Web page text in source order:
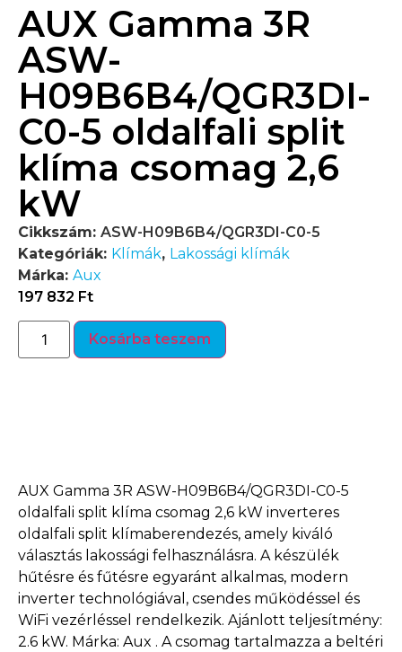
AUX Gamma 3R
ASW-
H09B6B4/QGR3DI-
C0-5 oldalfali split
klíma csomag 2,6
kW
Cikkszám: ASW-H09B6B4/QGR3DI-C0-5
Kategóriák: Klímák, Lakossági klímák
Márka: Aux
197 832 Ft
Kosárba teszem
AUX Gamma 3R ASW-H09B6B4/QGR3DI-C0-5
oldalfali split klíma csomag 2,6 kW inverteres
oldalfali split klímaberendezés, amely kiváló
választás lakossági felhasználásra. A készülék
hűtésre és fűtésre egyaránt alkalmas, modern
inverter technológiával, csendes működéssel és
WiFi vezérléssel rendelkezik. Ajánlott teljesítmény:
2.6 kW. Márka: Aux . A csomag tartalmazza a beltéri